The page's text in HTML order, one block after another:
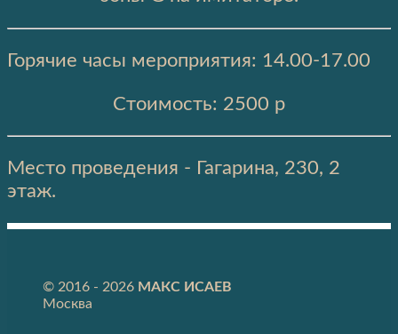
Горячие часы мероприятия: 14.00-17.00
Стоимость: 2500 р
Место проведения - Гагарина, 230, 2
этаж.
© 2016 - 2026 МАКС ИСАЕВ
Москва